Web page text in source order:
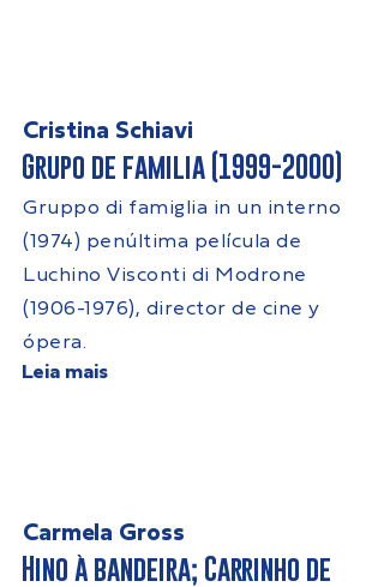
Cristina Schiavi
Grupo de familia (1999-2000)
Gruppo di famiglia in un interno
(1974) penúltima película de
Luchino Visconti di Modrone
(1906-1976) , director de cine y
ópera.
Leia mais
Carmela Gross
Hino à bandeira; Carrinho de